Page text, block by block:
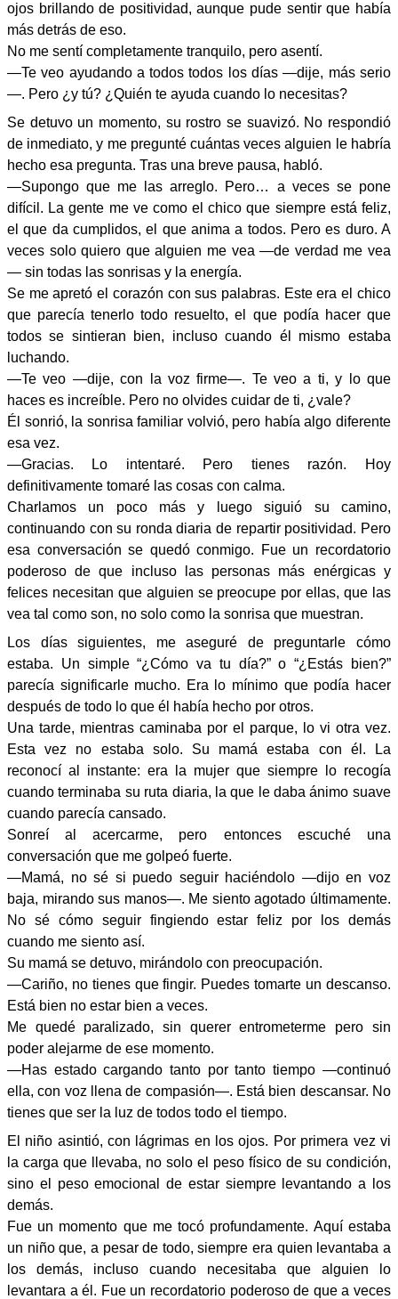
ojos brillando de positividad, aunque pude sentir que había
más detrás de eso.
No me sentí completamente tranquilo, pero asentí.
—Te veo ayudando a todos todos los días —dije, más serio
—. Pero ¿y tú? ¿Quién te ayuda cuando lo necesitas?
Se detuvo un momento, su rostro se suavizó. No respondió
de inmediato, y me pregunté cuántas veces alguien le habría
hecho esa pregunta. Tras una breve pausa, habló.
—Supongo que me las arreglo. Pero… a veces se pone
difícil. La gente me ve como el chico que siempre está feliz,
el que da cumplidos, el que anima a todos. Pero es duro. A
veces solo quiero que alguien me vea —de verdad me vea
— sin todas las sonrisas y la energía.
Se me apretó el corazón con sus palabras. Este era el chico
que parecía tenerlo todo resuelto, el que podía hacer que
todos se sintieran bien, incluso cuando él mismo estaba
luchando.
—Te veo —dije, con la voz firme—. Te veo a ti, y lo que
haces es increíble. Pero no olvides cuidar de ti, ¿vale?
Él sonrió, la sonrisa familiar volvió, pero había algo diferente
esa vez.
—Gracias. Lo intentaré. Pero tienes razón. Hoy
definitivamente tomaré las cosas con calma.
Charlamos un poco más y luego siguió su camino,
continuando con su ronda diaria de repartir positividad. Pero
esa conversación se quedó conmigo. Fue un recordatorio
poderoso de que incluso las personas más enérgicas y
felices necesitan que alguien se preocupe por ellas, que las
vea tal como son, no solo como la sonrisa que muestran.
Los días siguientes, me aseguré de preguntarle cómo
estaba. Un simple “¿Cómo va tu día?” o “¿Estás bien?”
parecía significarle mucho. Era lo mínimo que podía hacer
después de todo lo que él había hecho por otros.
Una tarde, mientras caminaba por el parque, lo vi otra vez.
Esta vez no estaba solo. Su mamá estaba con él. La
reconocí al instante: era la mujer que siempre lo recogía
cuando terminaba su ruta diaria, la que le daba ánimo suave
cuando parecía cansado.
Sonreí al acercarme, pero entonces escuché una
conversación que me golpeó fuerte.
—Mamá, no sé si puedo seguir haciéndolo —dijo en voz
baja, mirando sus manos—. Me siento agotado últimamente.
No sé cómo seguir fingiendo estar feliz por los demás
cuando me siento así.
Su mamá se detuvo, mirándolo con preocupación.
—Cariño, no tienes que fingir. Puedes tomarte un descanso.
Está bien no estar bien a veces.
Me quedé paralizado, sin querer entrometerme pero sin
poder alejarme de ese momento.
—Has estado cargando tanto por tanto tiempo —continuó
ella, con voz llena de compasión—. Está bien descansar. No
tienes que ser la luz de todos todo el tiempo.
El niño asintió, con lágrimas en los ojos. Por primera vez vi
la carga que llevaba, no solo el peso físico de su condición,
sino el peso emocional de estar siempre levantando a los
demás.
Fue un momento que me tocó profundamente. Aquí estaba
un niño que, a pesar de todo, siempre era quien levantaba a
los demás, incluso cuando necesitaba que alguien lo
levantara a él. Fue un recordatorio poderoso de que a veces